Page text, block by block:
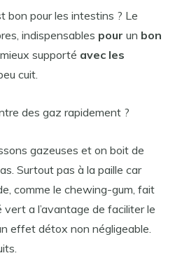
bon pour les intestins ? Le
indispensables pour un bon
mieux supporté avec les
cuit.
des gaz rapidement ?
gazeuses et on boit de
Surtout pas à la paille car
comme le chewing-gum, fait
vert a l’avantage de faciliter le
effet détox non négligeable.